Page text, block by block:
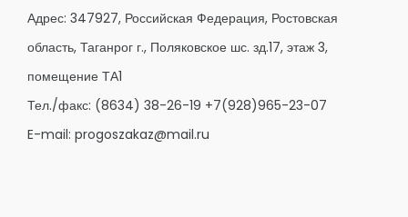
Адрес: 347927, Российская Федерация, Ростовская
область, Таганрог г., Поляковское шс. зд.17, этаж 3,
помещение ТА1
Тел./факс: (8634) 38-26-19 +7(928)965-23-07
E-mail: progoszakaz@mail.ru